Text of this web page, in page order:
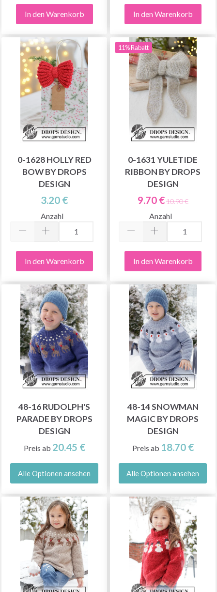
In den Warenkorb In den Warenkorb
0-1628 HOLLY RED
BOW BY DROPS
DESIGN
3.20 €
Anzahl
In den Warenkorb
11% Rabatt
0-1631 YULETIDE
RIBBON BY DROPS
DESIGN
9.70 €10.90 €
Anzahl
In den Warenkorb
48-16 RUDOLPH'S
PARADE BY DROPS
DESIGN
Preis ab 20.45 €
Alle Optionen ansehen
48-14 SNOWMAN
MAGIC BY DROPS
DESIGN
Preis ab 18.70 €
Alle Optionen ansehen